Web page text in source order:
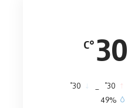
30
°C
30
°
30
°
49%